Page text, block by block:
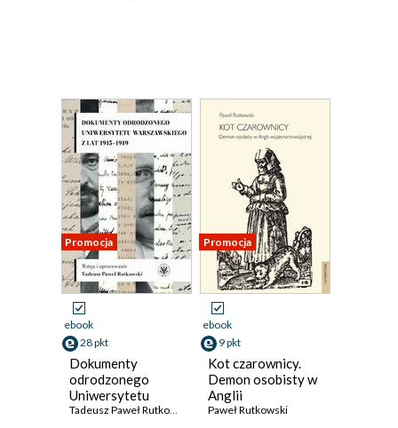
Promocja
ebook
28 pkt
Dokumenty
odrodzonego
Uniwersytetu
Warszawskiego zTadeusz Paweł Rutkowski
Promocja
ebook
9 pkt
Kot czarownicy.
Demon osobisty w
Anglii
wczesnonowożytnej
Paweł Rutkowski